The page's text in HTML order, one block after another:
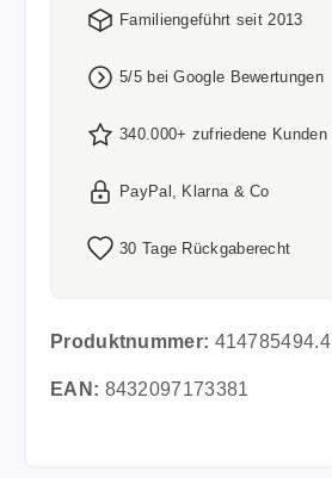
Familiengeführt seit 2013
5/5 bei Google Bewertungen
340.000+ zufriedene Kunden
PayPal, Klarna & Co
30 Tage Rückgaberecht
Produktnummer: 414785494.4
EAN: 8432097173381